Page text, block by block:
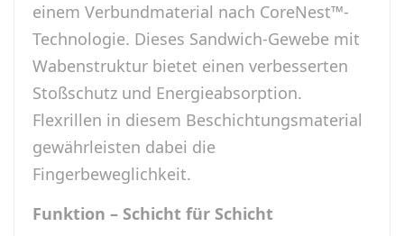
einem Verbundmaterial nach CoreNest™-
Technologie. Dieses Sandwich-Gewebe mit
Wabenstruktur bietet einen verbesserten
Stoßschutz und Energieabsorption.
Flexrillen in diesem Beschichtungsmaterial
gewährleisten dabei die
Fingerbeweglichkeit.
Funktion – Schicht für Schicht